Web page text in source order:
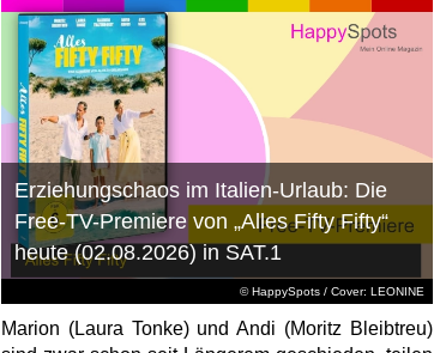
© HappySpots / Cover: LEONINE
Erziehungschaos im Italien-Urlaub: Die
Free-TV-Premiere von „Alles Fifty Fifty“
heute (02.08.2026) in SAT.1
Marion (Laura Tonke) und Andi (Moritz Bleibtreu)